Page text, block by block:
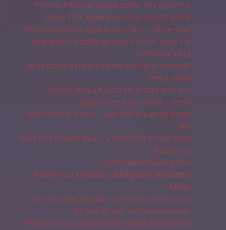
איך לתכנן לילד שלכם מסיבת יום הולדת מיוחדת?
טיפים לבחירת המכונית הראשונה לילד שלכם
מגשי אירוח – כיצד בוחרים מגשי אירוח לאירוע שלנו
איך לבחור פילטר לאקווריום שלכם ולהתאים אותו
בצורה המושלמת
קומפוסטר ביתי הופך את הזבל האורגני שלכם לדשן
מעולה בחינם
מתי כדאי לכם לבחור במטבח בעיצוב קלאסי?
תפוחי – לקנות ירקות ישר מהמשק
חמאת גוף טבעית לעור יבש – כיצד היא יכולה לעזור
לנו?
ניתוח קשירת צינורות הזרע – האם משתלם לכם לעבור
את הניתוח?
מחירון התקנת מאוורר תקרה
Power Your Mountain Biking with an Electric
Motor
חברת אבטחה בירושלים – לשם מה אנחנו צריכים
חברת אבטחה וכיצד בוחרים אחת כזו
מאילו הטבות אפשר להנות משימוש בכרטיס אשראי?